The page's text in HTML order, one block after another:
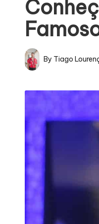
F
O
I
Á
G
I
C
A
Posted
By Tiago